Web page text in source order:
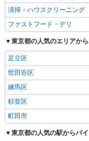
清掃・ハウスクリーニング
ファストフード・デリ
東京都の人気のエリアか
足立区
世田谷区
練馬区
杉並区
町田市
東京都の人気の駅からバ